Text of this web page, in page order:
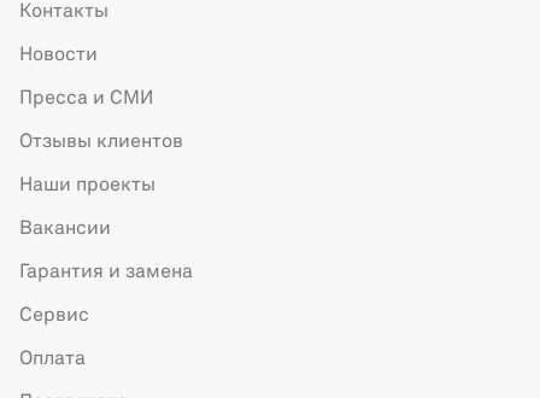
Контакты
Новости
Пресса и СМИ
Отзывы клиентов
Наши проекты
Вакансии
Гарантия и замена
Сервис
Оплата